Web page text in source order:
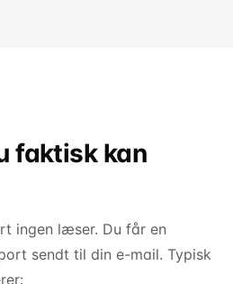
faktisk kan
ingen læser. Du får en
sendt til din e-mail. Typisk